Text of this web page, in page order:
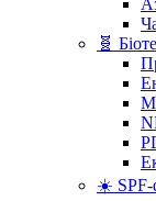
🧬
☀️ SPF-